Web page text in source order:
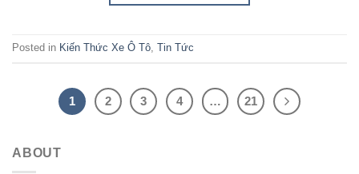
Posted in Kiến Thức Xe Ô Tô, Tin Tức
1 2 3 4 … 21
ABOUT